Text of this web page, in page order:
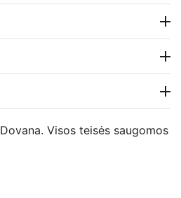
Visos teisės saugomos